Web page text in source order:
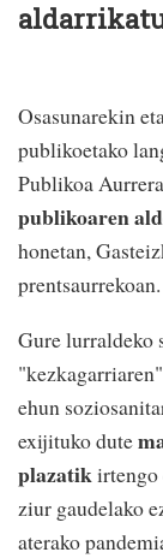
Osasunarekin
publikoetako
Publikoa
publikoaren
honetan,
prentsaurrekoan.
Gure lurraldeko
ehun
exijituko dute
plazatikirtengo
ziur gaudelako
aterako